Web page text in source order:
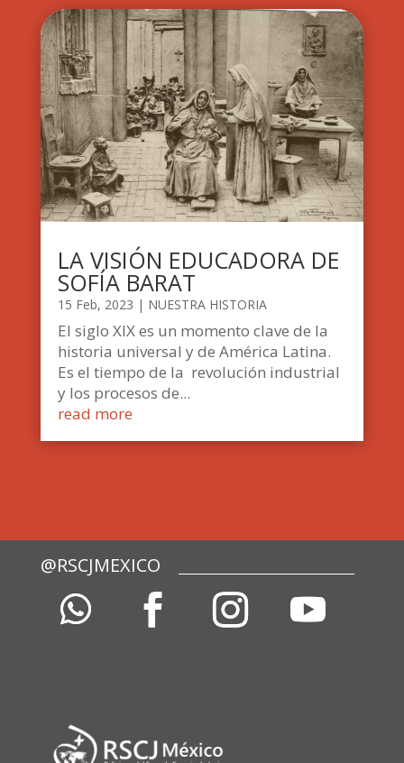
LA VISIÓN EDUCADORA DE
SOFÍA BARAT
15 Feb, 2023 | NUESTRA HISTORIA
El siglo XIX es un momento clave de la
historia universal y de América Latina.
Es el tiempo de la revolución industrial
y los procesos de...
read more
@RSCJMEXICO